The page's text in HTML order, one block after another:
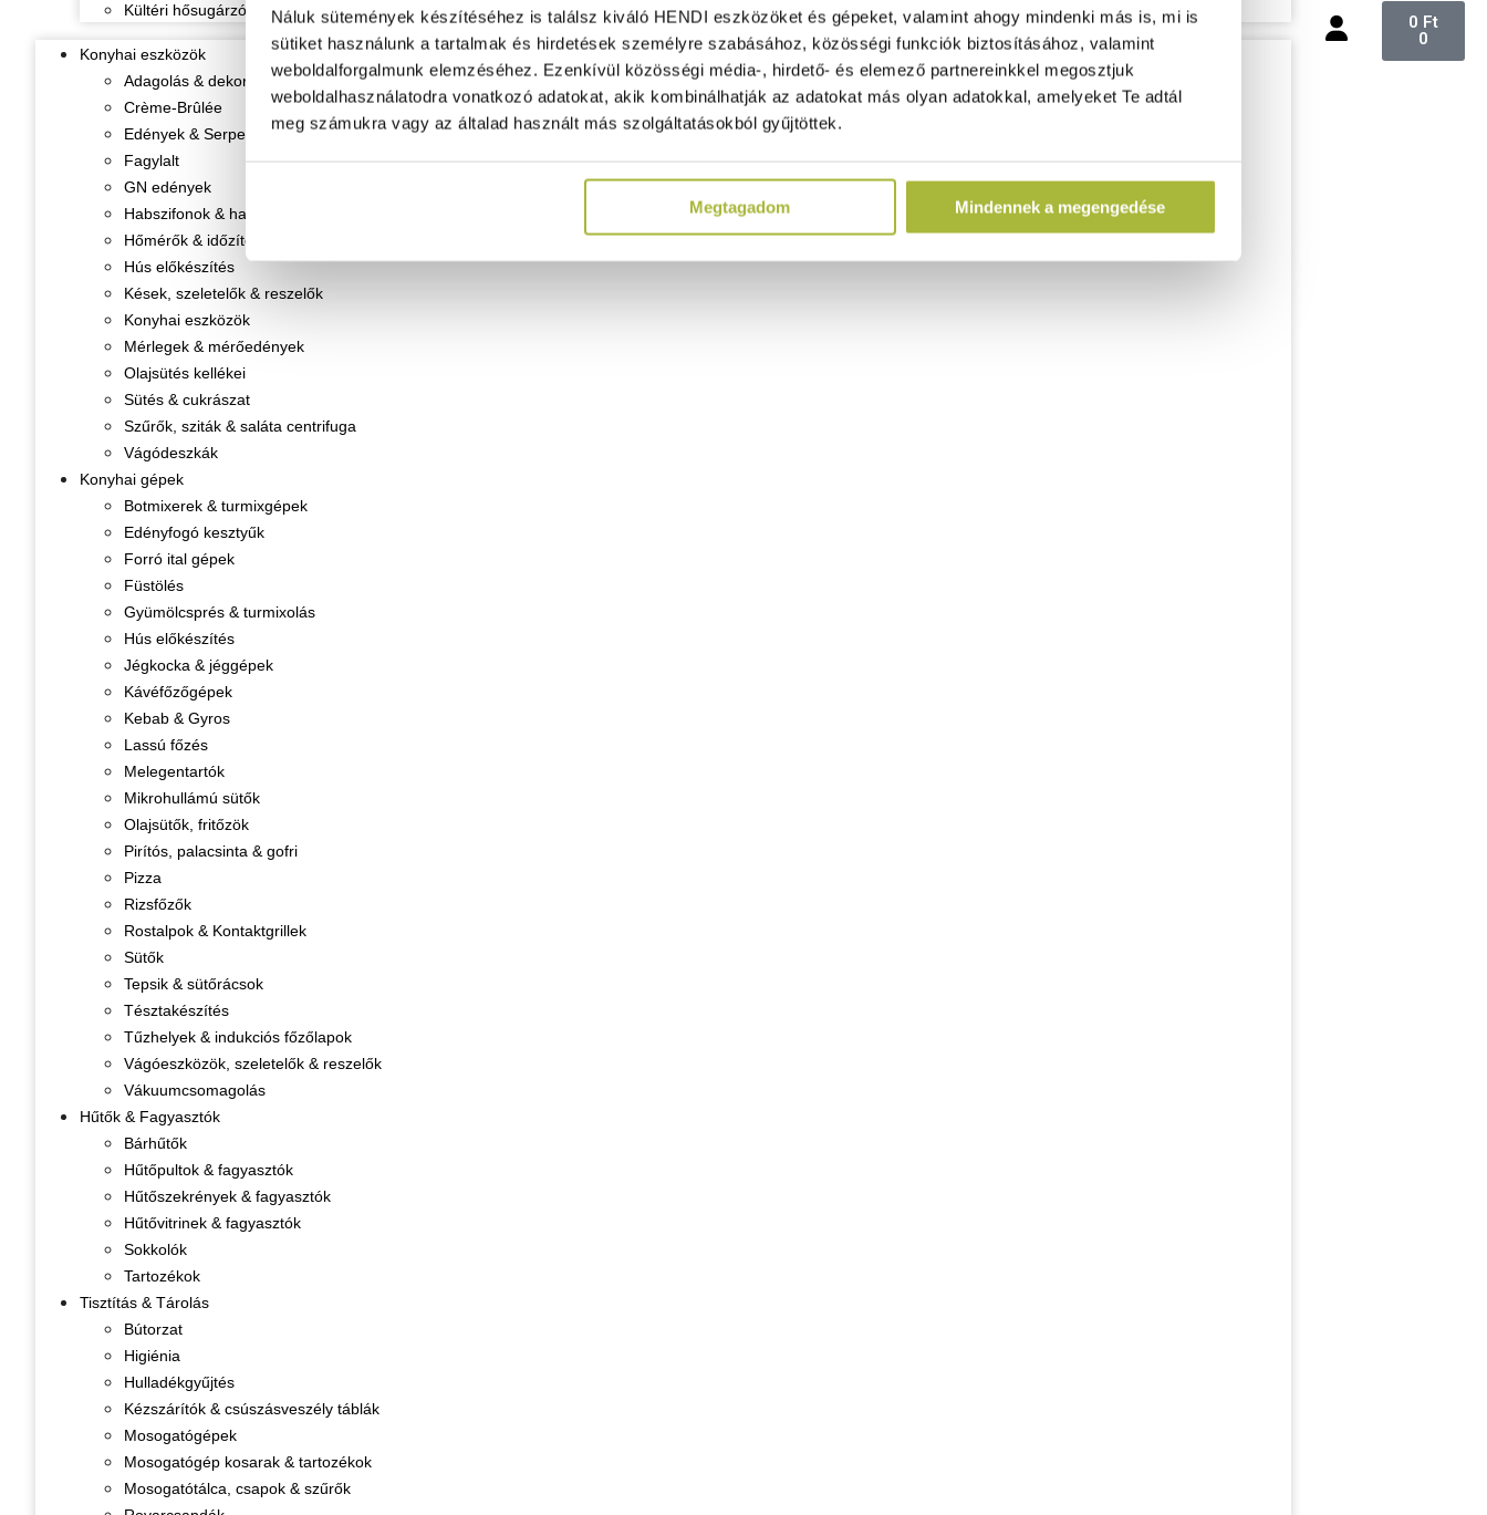
Náluk sütemények készítéséhez is találsz kiváló HENDI eszközöket és gépeket, valamint ahogy mindenki más is, mi is
sütiket használunk a tartalmak és hirdetések személyre szabásához, közösségi funkciók biztosításához, valamint
weboldalforgalmunk elemzéséhez. Ezenkívül közösségi média-, hirdető- és elemező partnereinkkel megosztjuk
weboldalhasználatodra vonatkozó adatokat, akik kombinálhatják az adatokat más olyan adatokkal, amelyeket Te adtál
meg számukra vagy az általad használt más szolgáltatásokból gyűjtöttek.
Megtagadom Mindennek a megengedése
Kültéri hősugárzók
Konyhai eszközök
Adagolás & dekorálás
Crème-Brûlée
Edények & Serpenyők
Fagylalt
GN edények
Habszifonok & habpatronok
Hőmérők & időzítők
Hús előkészítés
Kések, szeletelők & reszelők
Konyhai eszközök
Mérlegek & mérőedények
Olajsütés kellékei
Sütés & cukrászat
Szűrők, sziták & saláta centrifuga
Vágódeszkák
Konyhai gépek
Botmixerek & turmixgépek
Edényfogó kesztyűk
Forró ital gépek
Füstölés
Gyümölcsprés & turmixolás
Hús előkészítés
Jégkocka & jéggépek
Kávéfőzőgépek
Kebab & Gyros
Lassú főzés
Melegentartók
Mikrohullámú sütők
Olajsütők, fritőzök
Pirítós, palacsinta & gofri
Pizza
Rizsfőzők
Rostalpok & Kontaktgrillek
Sütők
Tepsik & sütőrácsok
Tésztakészítés
Tűzhelyek & indukciós főzőlapok
Vágóeszközök, szeletelők & reszelők
Vákuumcsomagolás
Hűtők & Fagyasztók
Bárhűtők
Hűtőpultok & fagyasztók
Hűtőszekrények & fagyasztók
Hűtővitrinek & fagyasztók
Sokkolók
Tartozékok
Tisztítás & Tárolás
Bútorzat
Higiénia
Hulladékgyűjtés
Kézszárítók & csúszásveszély táblák
Mosogatógépek
Mosogatógép kosarak & tartozékok
Mosogatótálca, csapok & szűrők
0 Ft
0